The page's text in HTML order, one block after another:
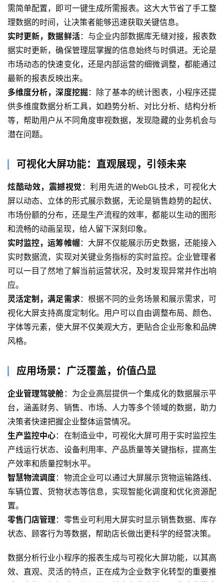
首
页
于
案
例
服
务
H
5
开
发
信
开
发
需简单配置，即可一键生成所需报表。这大大节省了手工整
理数据的时间，让决策者能够迅速获取关键信息。
实时更新，数据鲜活：与企业内部数据库无缝对接，报表数
据实时更新，确保管理层掌握的信息始终与时俱进。无论是
市场动态的快速变化，还是内部运营的细微调整，都能通过
最新的报表反映出来。
多维度分析，深度挖掘 ：除了基本的统计图表，小程序还提
供多维度数据分析工具，如趋势分析、对比分析、结构分析
等，帮助用户从不同角度审视数据，发现隐藏的业务机会与
潜在问题。
可视化大屏功能：直观展现，引领未来
炫酷动效，震撼视觉 ：利用先进的WebGL技术，可视化大
屏以动态、立体的形式展示数据，无论是销售趋势的起伏、
市场份额的分布，还是生产流程的效率，都能以生动的图形
和流畅的动画呈现，给人留下深刻印象。
实时监控，运筹帷幄：大屏不仅能展示历史数据，还能接入
实时数据流，实现对关键业务指标的实时监控。企业管理者
可以一目了然地了解当前运营状况，及时发现异常并作出响
应。
灵活定制，满足需求：根据不同的业务场景和展示需求，可
视化大屏支持高度定制化。用户可以自由调整布局、颜色、
字体等元素，使大屏不仅美观大方，更贴合企业形象和品牌
风格。
应用场景：广泛覆盖，价值凸显
企业管理驾驶舱 ：为企业高层提供一个集成化的数据展示平
台，涵盖财务、销售、市场、人力等多个领域的数据，助力
决策者快速把握企业整体运营情况。
生产监控中心：在制造业中，可视化大屏可用于实时监控生
产线运行状态、设备利用率、产品质量等关键指标，提高生
产效率和质量控制水平。
智慧物流调度：物流企业可以通过大屏展示货物运输路线、
车辆位置、货物状态等信息，实现智能化调度和优化资源配
置。
零售门店管理 ：零售业可利用大屏实时显示销售数据、库存
状态、顾客行为等数据，帮助店长做出更科学的经营决策。
数据分析行业小程序的报表生成与可视化大屏功能，以其高
效、直观、灵活的特点，正在成为企业数字化转型的重要推